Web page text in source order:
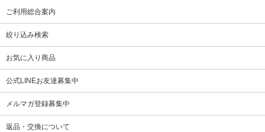
ご利用総合案内
絞り込み検索
お気に入り商品
公式LINEお友達募集中
メルマガ登録募集中
返品・交換について